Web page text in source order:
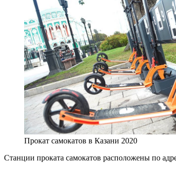
Прокат самокатов в Казани 2020
Станции проката самокатов расположены по